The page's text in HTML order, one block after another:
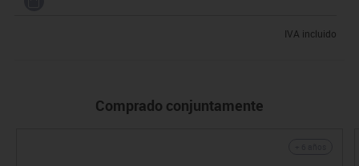
IVA incluido
Comprado conjuntamente